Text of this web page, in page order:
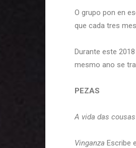
O grupo pon en
que cada tres
Durante este
mesmo ano se
PEZAS
A vida das cousas
Vinganza Escribe